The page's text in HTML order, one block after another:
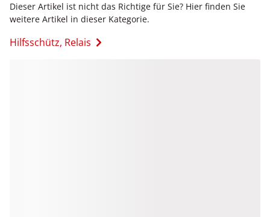
Dieser Artikel ist nicht das Richtige für Sie? Hier finden Sie
weitere Artikel in dieser Kategorie.
Hilfsschütz, Relais